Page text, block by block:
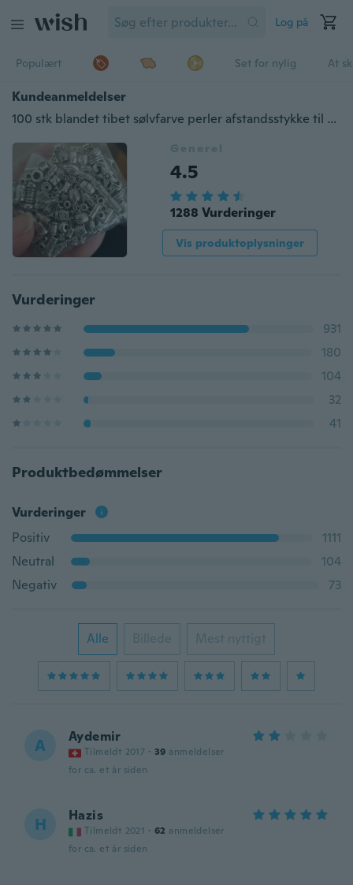
Log på
Populært Set for nylig At
Kundeanmeldelser
100 stk blandet tibet sølvfarve perler afstandsstykke til smykker fremstilling af europæiske armbånd DIY
Generel
4.5
1288 Vurderinger
Vis produktoplysninger
Vurderinger
931
180
104
32
41
Produktbedømmelser
Vurderinger
Positiv
1111
Neutral
104
Negativ
73
Alle Billede Mest nyttigt
A Aydemir
Tilmeldt 2017 · 39 anmeldelser
for ca. et år siden
H Hazis
Tilmeldt 2021 · 62 anmeldelser
for ca. et år siden